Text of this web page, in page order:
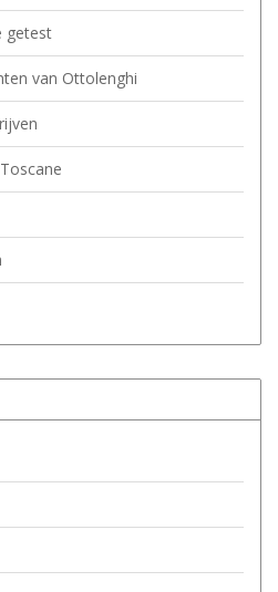
getest
van Ottolenghi